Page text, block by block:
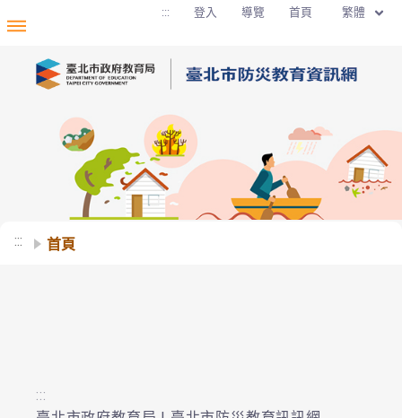
移至網頁之主要內容區位置
::: 登入 導覽 首頁 繁體
::: 首頁
:::